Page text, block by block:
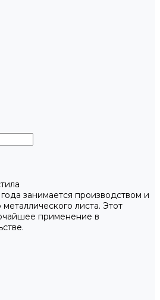
занимается производством и
листа. Этот
применение в